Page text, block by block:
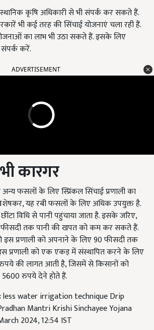
कृषि अधिकारी से भी संपर्क कर सकते हैं.
भी कई तरह की सिंचाई योजनाएं चला रही हैं.
का लाभ भी उठा सकते हैं. इसके लिए
करें.
ADVERTISEMENT
कारगर
फसलों के लिए स्प्रिंकल सिंचाई प्रणाली का
यह रबी फसलों के लिए अधिक उपयुक्त है.
विधि से पानी पहुंचाया जाता है. इसके जरिए,
तक पानी की खपत को कम कर सकते हैं.
इस प्रणाली को अपनाने के लिए 90 फीसदी तक
प्रणाली को एक एकड़ में संस्थापित करने के लिए
की लागत आती है, जिसमें से किसानों को
रुपये देने होते हैं.
less water irrigation technique Drip
Mantri Krishi Sinchayee Yojana
2024, 12:54 IST